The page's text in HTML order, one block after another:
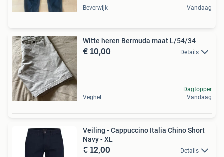
Beverwijk Vandaag
Witte heren Bermuda maat L/54/34
€ 10,00 Details
Veghel
Dagtopper
Vandaag
Veiling - Cappuccino Italia Chino Short
Navy - XL
€ 12,00 Details